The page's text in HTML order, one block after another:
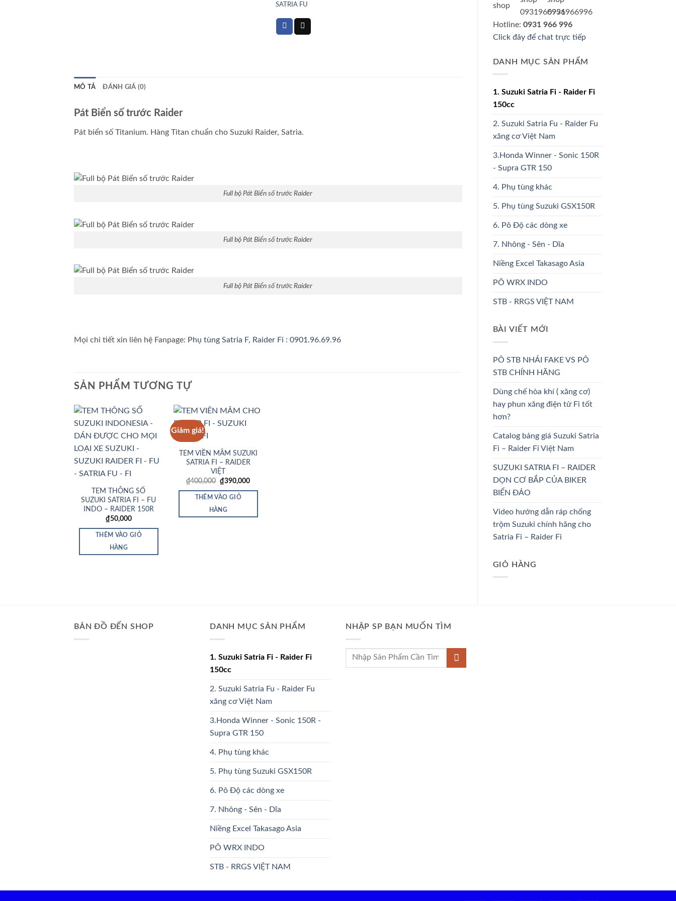
Hotline: 0931 966 996
Click đây để chat trực tiếp
DANH MỤC SẢN PHẨM
1. Suzuki Satria Fi - Raider Fi
150cc
2. Suzuki Satria Fu - Raider Fu
xăng cơ Việt Nam
3.Honda Winner - Sonic 150R
- Supra GTR 150
4. Phụ tùng khác
5. Phụ tùng Suzuki GSX150R
6. Pô Độ các dòng xe
7. Nhông - Sên - Dĩa
Niềng Excel Takasago Asia
PÔ WRX INDO
STB - RRGS VIỆT NAM
BÀI VIẾT MỚI
PÔ STB NHÁI FAKE VS PÔ
STB CHÍNH HÃNG
Dùng chế hòa khí ( xăng cơ)
hay phun xăng điện tử Fi tốt
hơn?
Catalog bảng giá Suzuki Satria
Fi – Raider Fi Việt Nam
SUZUKI SATRIA FI – RAIDER
DỌN CƠ BẮP CỦA BIKER
BIỂN ĐẢO
Video hướng dẫn ráp chống
trộm Suzuki chính hãng cho
Satria Fi – Raider Fi
GIỎ HÀNG
SATRIA FU
MÔ TẢ ĐÁNH GIÁ (0)
Pát Biển số trước Raider
Pát biển số Titanium. Hàng Titan chuẩn cho Suzuki Raider, Satria.
Full bộ Pát Biển số trước Raider
Full bộ Pát Biển số trước Raider
Full bộ Pát Biển số trước Raider
Mọi chi tiết xin liên hệ Fanpage: Phụ tùng Satria F, Raider Fi : 0901.96.69.96
SẢN PHẨM TƯƠNG TỰ
Add to
Wishlist
TEM THÔNG SỐ
SUZUKI SATRIA FI – FU
INDO – RAIDER 150R
₫50,000
THÊM VÀO GIỎ
HÀNG
Giảm giá!
TEM VIỀN MÂM SUZUKI
SATRIA FI – RAIDER
VIỆT
₫400,000 Giá
là:
₫400,000.
₫390,000Giá
THÊM VÀO GIỎ
HÀNG
BẢN ĐỒ ĐẾN SHOP DANH MỤC SẢN PHẨM
1. Suzuki Satria Fi - Raider Fi
150cc
2. Suzuki Satria Fu - Raider Fu
xăng cơ Việt Nam
3.Honda Winner - Sonic 150R -
Supra GTR 150
4. Phụ tùng khác
5. Phụ tùng Suzuki GSX150R
6. Pô Độ các dòng xe
7. Nhông - Sên - Dĩa
Niềng Excel Takasago Asia
PÔ WRX INDO
STB - RRGS VIỆT NAM
NHẬP SP BẠN MUỐN TÌM
Tìm